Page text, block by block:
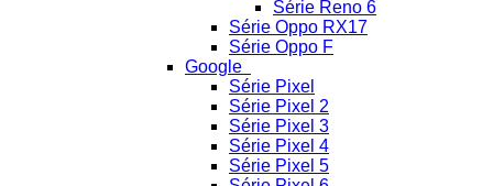
Série Reno 6
Série Oppo RX17
Série Oppo F
Google
Série Pixel
Série Pixel 2
Série Pixel 3
Série Pixel 4
Série Pixel 5